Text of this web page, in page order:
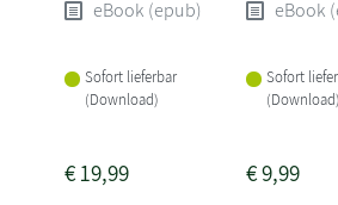
eBook (epub)
Sofort lieferbar
(Download)
€19,99
eBook
Sofort
(Download)
€9,99